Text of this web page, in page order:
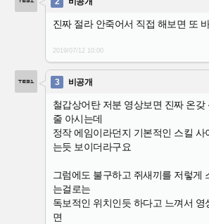
진짜 절라 안죽어서 직접 해보면 또 바
2019/07/12 10:00
3 비공개
철갑상어탄 저분 영상보면 진짜 온갖
줄 아시는데
정작 에임이라던지 기본적인 스킬 사
는듯 보이더라구요
그럼에도 불구하고 쥐새끼를 저렇게
는걸로는
독보적인 위치인듯 하다고 느껴서 영
면